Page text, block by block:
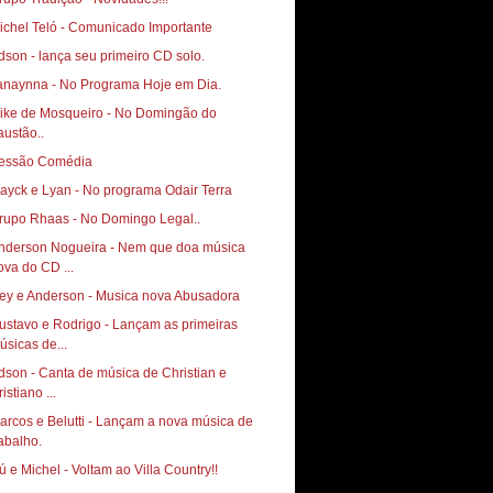
Teló - Comunicado Importante
Edson - lança seu primeiro CD solo.‏
- No Programa Hoje em Dia.
de Mosqueiro - No Domingão do
Comédia
e Lyan - No programa Odair Terra
Rhaas - No Domingo Legal..
Nogueira - Nem que doa música
do CD ...
e Anderson - Musica nova Abusadora
e Rodrigo - Lançam as primeiras
de...
- Canta de música de Christian e
...
e Belutti - Lançam a nova música de
e Michel - Voltam ao Villa Country!!